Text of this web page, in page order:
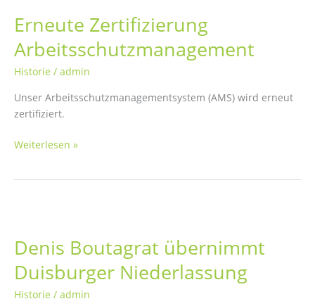
Erneute Zertifizierung
Arbeitsschutzmanagement
Historie / admin
Unser Arbeitsschutzmanagementsystem (AMS) wird erneut
zertifiziert.
Erneute
Arbeitsschutzmanagement
Weiterlesen »
Denis Boutagrat übernimmt
Duisburger Niederlassung
Historie / admin